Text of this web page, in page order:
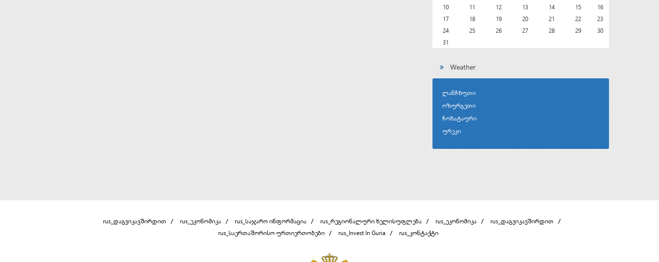
10
11 12 13 14 15
16
17
18 19 20 21 22
23
24
25 26 27 28 29
30
31
Weather
ლანჩხუთი
ოზურგეთი
ჩოხატაური
ურეკი
rus_დაგვიკავშირდით rus_ეკონომიკა rus_საჯარო ინფორმაცია rus_რეგიონალური ხელისუფლება rus_ეკონომიკა
rus_დაგვიკავშირდით
rus_საერთაშორისო ურთიერთობები
rus_Invest In Guria rus_კონტაქტი